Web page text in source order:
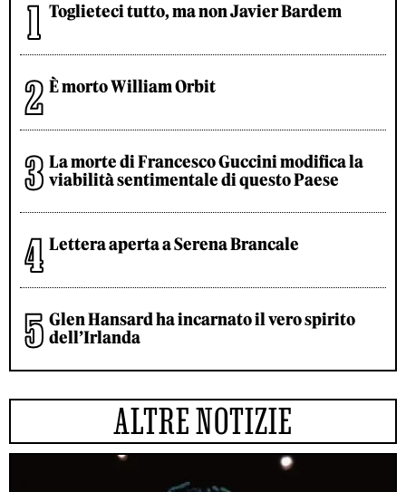
Toglieteci tutto, ma non Javier Bardem
È morto William Orbit
La morte di Francesco Guccini modifica la
viabilità sentimentale di questo Paese
Lettera aperta a Serena Brancale
Glen Hansard ha incarnato il vero spirito
dell’Irlanda
ALTRE NOTIZIE